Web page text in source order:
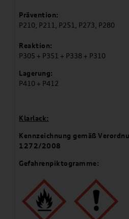
Prävention:
P210, P211, P251, P273, P280
Reaktion:
P305 + P351 + P338 + P310
Lagerung:
P410 + P412
Klarlack:
Kennzeichnung gemäß
1272/2008
Gefahrenpiktogramme: